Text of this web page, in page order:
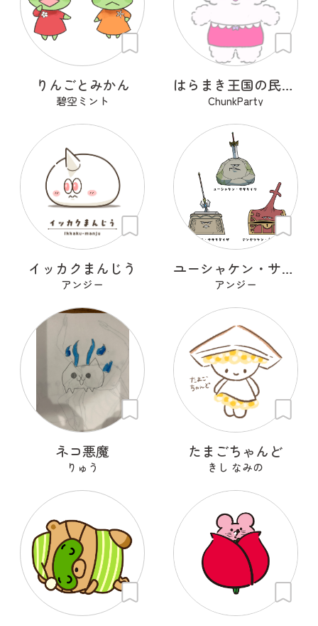
りんごとみかん
碧空ミント
はらまき王国の民（ビション）
ChunkParty
イッカクまんじう
アンジー
ユーシャケン・ササリイワ
アンジー
ネコ悪魔
りゅう
たまごちゃんど
きし なみの